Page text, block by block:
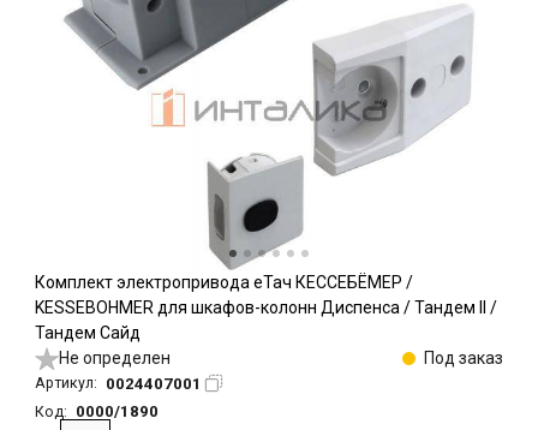
Комплект электропривода еТач КЕССЕБЁМЕР /
KESSEBOHMER для шкафов-колонн Диспенса / Тандем II /
Тандем Сайд
Не определен
Под заказ
Артикул: 0024407001
Код: 0000/1890